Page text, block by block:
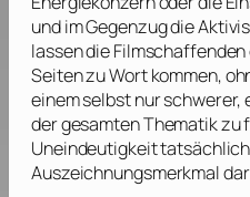
und im Gegenzug die
lassen die
Seiten zu Wort kommen,
einem selbst nur
der gesamten Thematik zu
Uneindeutigkeit
Auszeichnungsmerkmal